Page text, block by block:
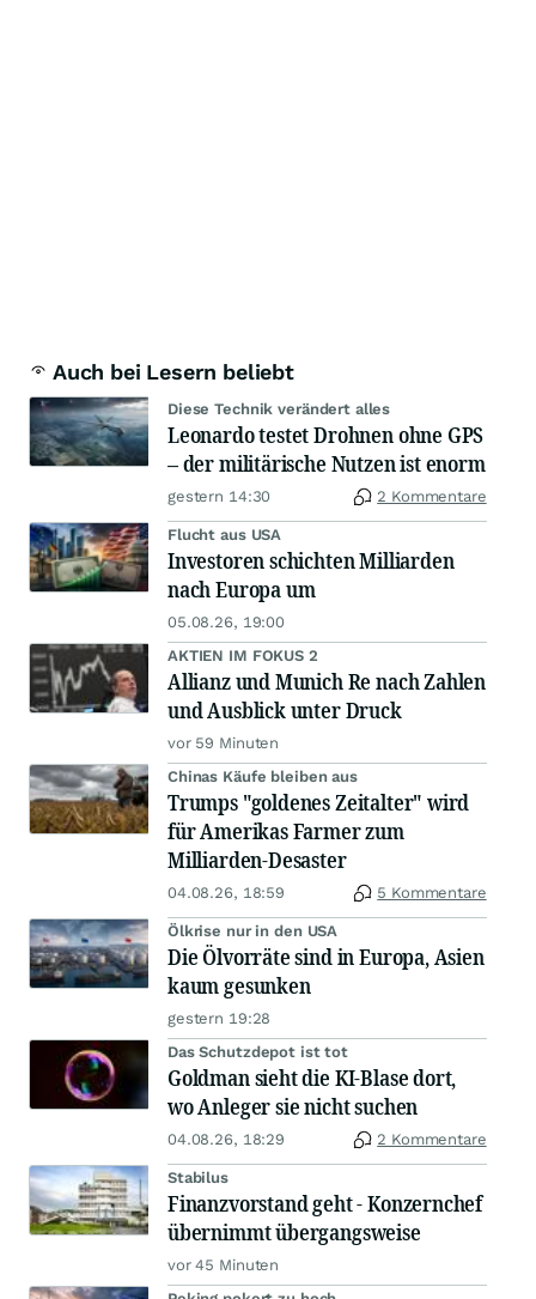
Auch bei Lesern beliebt
Diese Technik verändert alles
Leonardo testet Drohnen ohne GPS
– der militärische Nutzen ist enorm
gestern 14:30 2 Kommentare
Flucht aus USA
Investoren schichten Milliarden
nach Europa um
05.08.26, 19:00
AKTIEN IM FOKUS 2
Allianz und Munich Re nach Zahlen
und Ausblick unter Druck
vor 59 Minuten
Chinas Käufe bleiben aus
Trumps "goldenes Zeitalter" wird
für Amerikas Farmer zum
Milliarden-Desaster
04.08.26, 18:59 5 Kommentare
Ölkrise nur in den USA
Die Ölvorräte sind in Europa, Asien
kaum gesunken
gestern 19:28
Das Schutzdepot ist tot
Goldman sieht die KI-Blase dort,
wo Anleger sie nicht suchen
04.08.26, 18:29 2 Kommentare
Stabilus
Finanzvorstand geht - Konzernchef
übernimmt übergangsweise
vor 45 Minuten